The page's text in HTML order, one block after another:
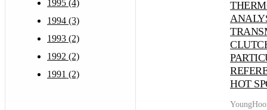
1995 (4)
1994 (3)
1993 (2)
1992 (2)
1991 (2)
HOT